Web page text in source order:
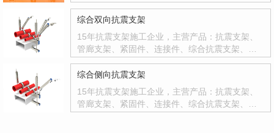
九安抗震支架科技是专业为建筑机电工程中水、
电、气、风等管线设备的抗震支吊架、装配式成
品支吊架进行研发，优化设计、生产制造、销售
服务，施工安装及现场安装指导为一体的一家现
代化企业，我们的宗旨是“以质量求生存、以信誉
求发展、以服务求效益”，严格按照标准和用户需
求服务的发展型企业。
综合双向抗震支架
15年抗震支架施工企业，主营产品：抗震支架、
管廊支架、紧固件、连接件、综合抗震支架、抗
综合侧向抗震支架
15年抗震支架施工企业，主营产品：抗震支架、
管廊支架、紧固件、连接件、综合抗震支架、抗